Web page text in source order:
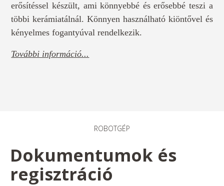
erősítéssel készült, ami könnyebbé és erősebbé teszi a
többi kerámiatálnál. Könnyen használható kiöntővel és
kényelmes fogantyúval rendelkezik.
További információ...
ROBOTGÉP
Dokumentumok és
regisztráció